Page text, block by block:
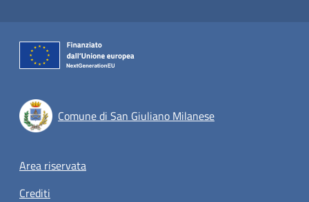
Comune di San Giuliano Milanese
Footer menu
Area riservata
Crediti